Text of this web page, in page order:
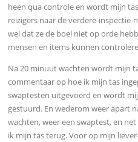
heen qua controle en wordt mijn
reizigers naar de verdere-
wel dat ze de boel niet op orde
mensen en items kunnen
Na 20 minuut wachten wordt mijn
commentaar op hoe ik mijn tas
swaptesten uitgevoerd en wordt
gestuurd. En wederom weer apart
wachten, weer een swaptest, en
ik mijn tas terug. Voor op mijn